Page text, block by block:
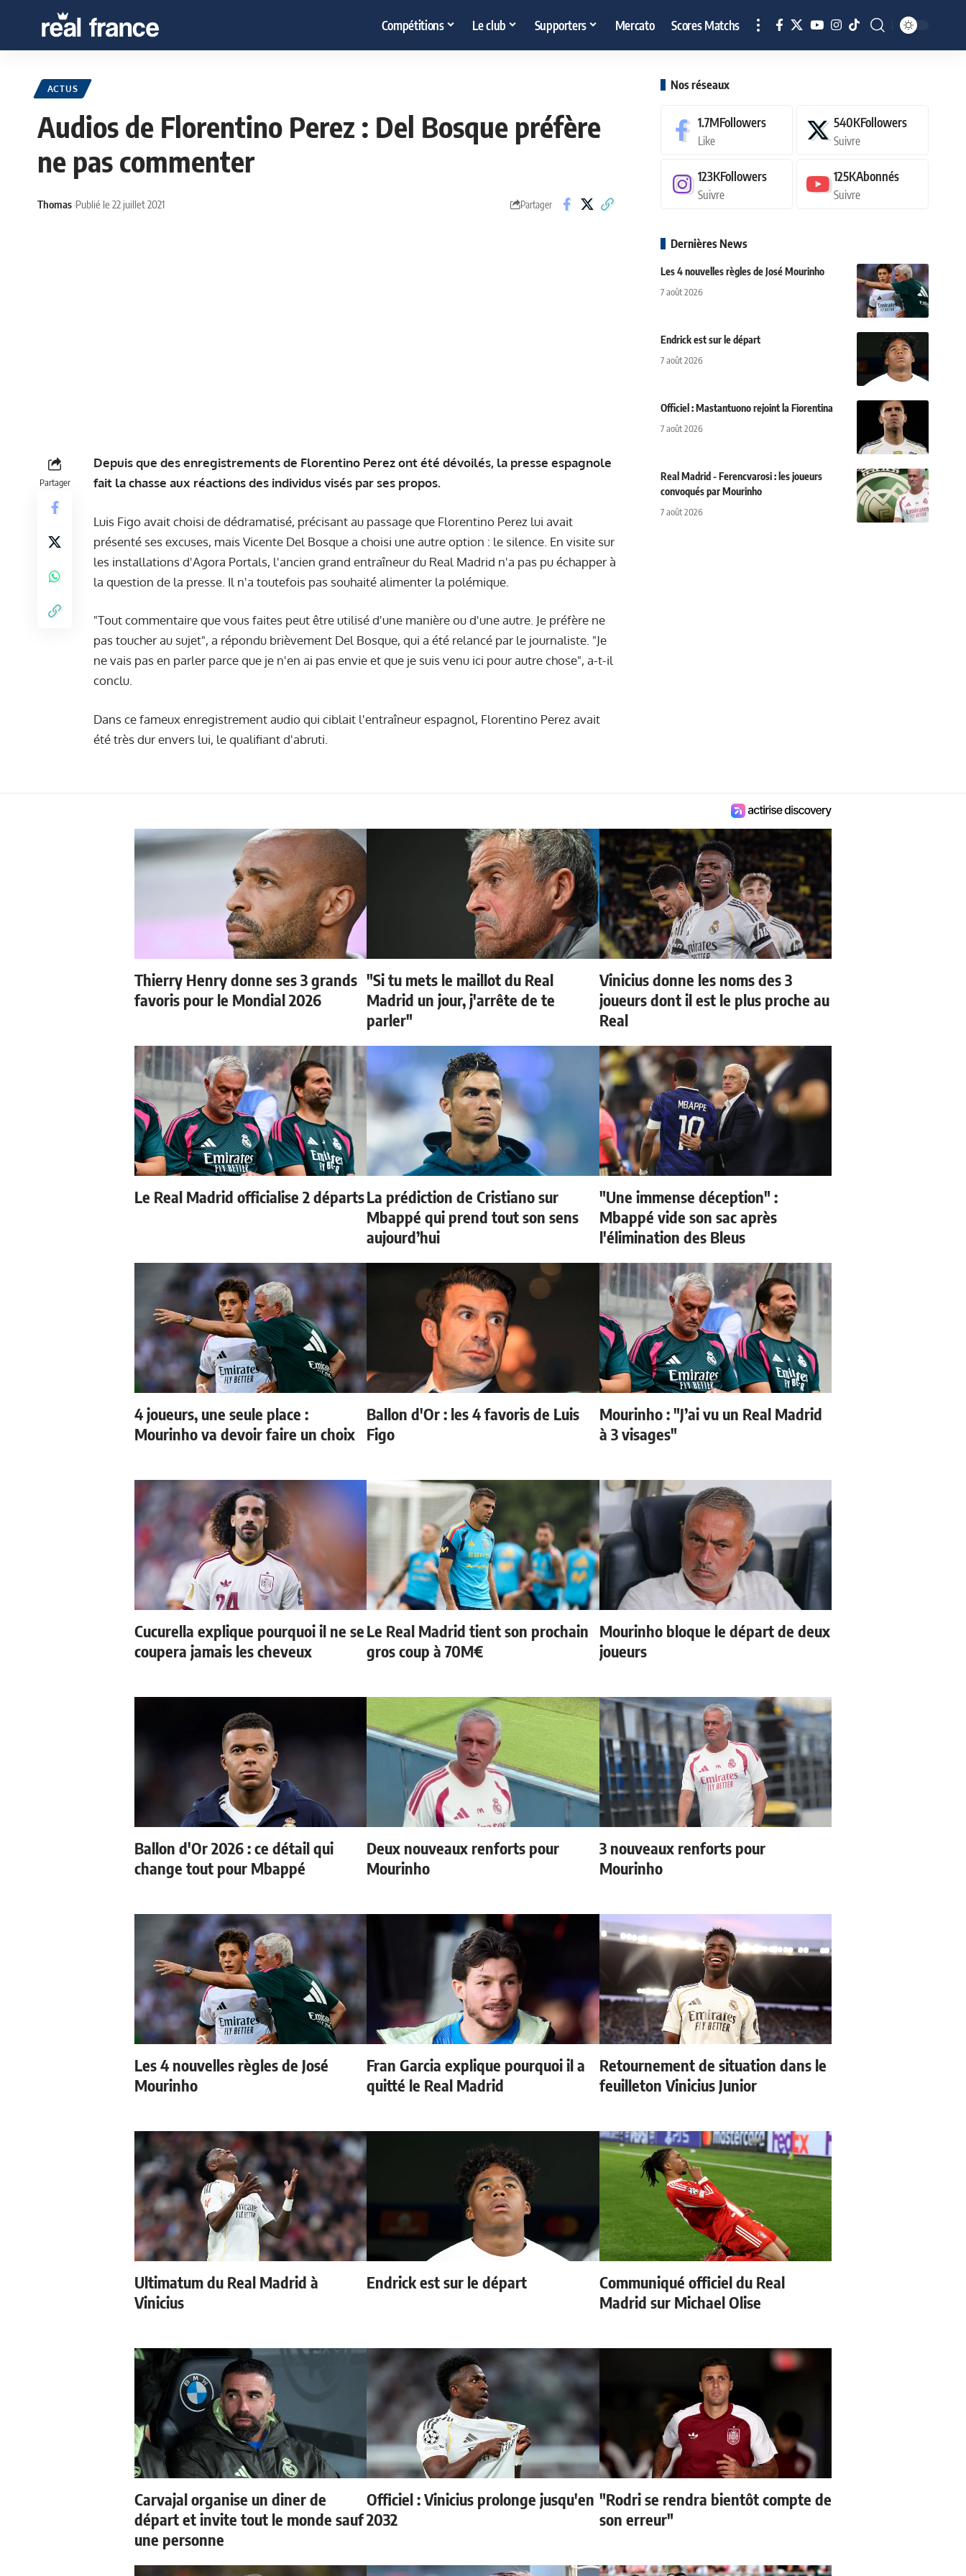
Compétitions Le club Supporters Mercato Scores Matchs
ACTUS
Audios de Florentino Perez : Del Bosque préfère
ne pas commenter
Thomas Publié le 22 juillet 2021 Partager
Partager
Depuis que des enregistrements de Florentino Perez ont été dévoilés, la presse espagnole
fait la chasse aux réactions des individus visés par ses propos.
Luis Figo avait choisi de dédramatisé, précisant au passage que Florentino Perez lui avait
présenté ses excuses, mais Vicente Del Bosque a choisi une autre option : le silence. En visite sur
les installations d'Agora Portals, l'ancien grand entraîneur du Real Madrid n'a pas pu échapper à
la question de la presse. Il n'a toutefois pas souhaité alimenter la polémique.
"Tout commentaire que vous faites peut être utilisé d'une manière ou d'une autre. Je préfère ne
pas toucher au sujet", a répondu brièvement Del Bosque, qui a été relancé par le journaliste. "Je
ne vais pas en parler parce que je n'en ai pas envie et que je suis venu ici pour autre chose", a-t-il
conclu.
Dans ce fameux enregistrement audio qui ciblait l'entraîneur espagnol, Florentino Perez avait
été très dur envers lui, le qualifiant d'abruti.
Nos réseaux
1.7MFollowers
Like
540KFollowers
Suivre
123KFollowers
Suivre
125KAbonnés
Suivre
Dernières News
Les 4 nouvelles règles de José Mourinho
7 août 2026
Endrick est sur le départ
7 août 2026
Officiel : Mastantuono rejoint la Fiorentina
7 août 2026
Real Madrid - Ferencvarosi : les joueurs
convoqués par Mourinho
7 août 2026
Thierry Henry donne ses 3 grands
favoris pour le Mondial 2026
"Si tu mets le maillot du Real
Madrid un jour, j'arrête de te
parler"
Vinicius donne les noms des 3
joueurs dont il est le plus proche au
Real
Le Real Madrid officialise 2 départsLa prédiction de Cristiano sur
Mbappé qui prend tout son sens
aujourd’hui
"Une immense déception" :
Mbappé vide son sac après
l'élimination des Bleus
4 joueurs, une seule place :
Mourinho va devoir faire un choix
Ballon d'Or : les 4 favoris de Luis
Figo
Mourinho : "J’ai vu un Real Madrid
à 3 visages"
Cucurella explique pourquoi il ne se
coupera jamais les cheveux
Le Real Madrid tient son prochain
gros coup à 70M€
Mourinho bloque le départ de deux
joueurs
Ballon d'Or 2026 : ce détail qui
change tout pour Mbappé
Deux nouveaux renforts pour
Mourinho
3 nouveaux renforts pour
Mourinho
Les 4 nouvelles règles de José
Mourinho
Fran Garcia explique pourquoi il a
quitté le Real Madrid
Retournement de situation dans le
feuilleton Vinicius Junior
Ultimatum du Real Madrid à
Vinicius
Endrick est sur le départ
Communiqué officiel du Real
Madrid sur Michael Olise
Carvajal organise un diner de
départ et invite tout le monde sauf
une personne
Officiel : Vinicius prolonge jusqu'en
2032
"Rodri se rendra bientôt compte de
son erreur"